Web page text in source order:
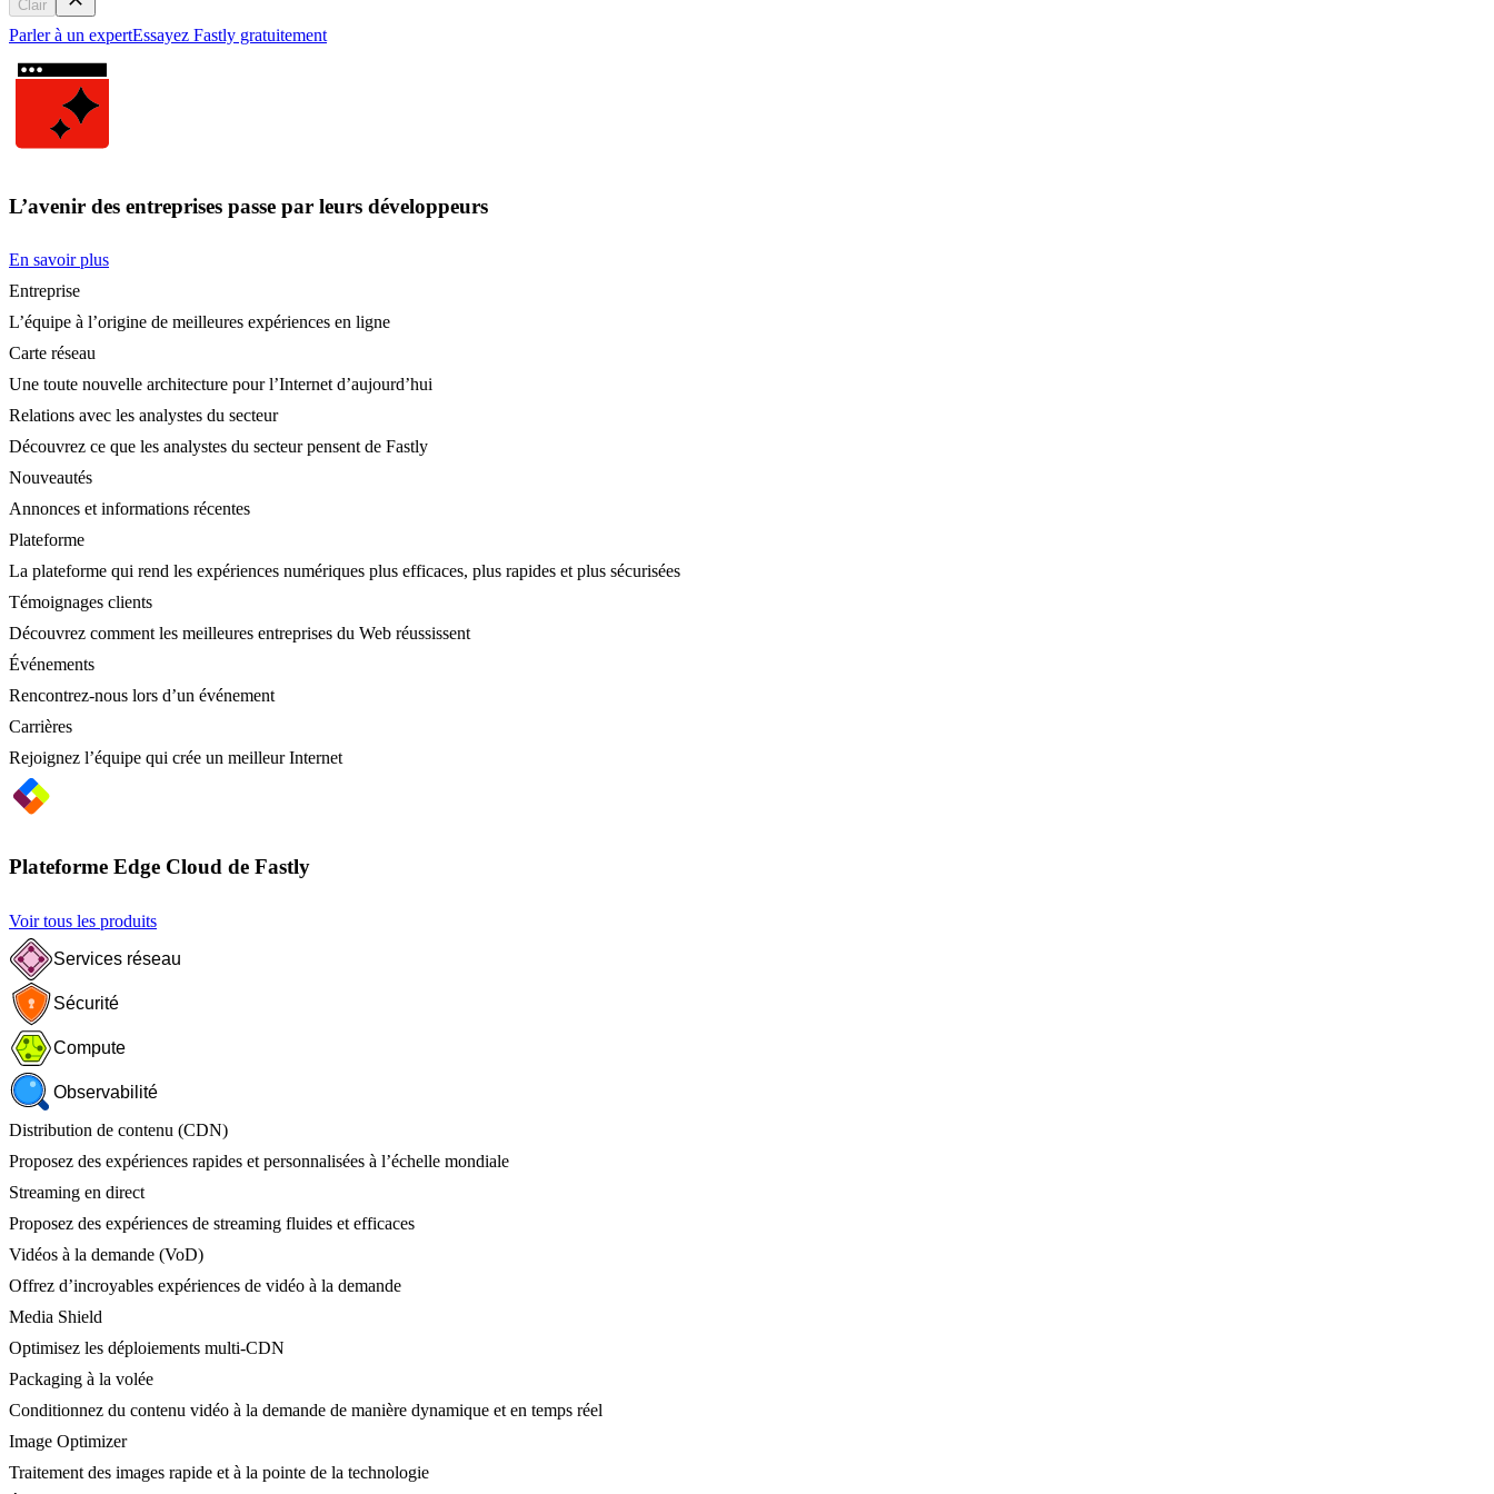
Clair
Parler à un expertEssayez Fastly gratuitement
L’avenir des entreprises passe par leurs développeurs
En savoir plus
Entreprise
L’équipe à l’origine de meilleures expériences en ligne
Carte réseau
Une toute nouvelle architecture pour l’Internet d’aujourd’hui
Relations avec les analystes du secteur
Découvrez ce que les analystes du secteur pensent de Fastly
Nouveautés
Annonces et informations récentes
Plateforme
La plateforme qui rend les expériences numériques plus efficaces, plus rapides et plus sécurisées
Témoignages clients
Découvrez comment les meilleures entreprises du Web réussissent
Événements
Rencontrez-nous lors d’un événement
Carrières
Rejoignez l’équipe qui crée un meilleur Internet
Plateforme Edge Cloud de Fastly
Voir tous les produits
Services réseau
Sécurité
Compute
Observabilité
Distribution de contenu (CDN)
Proposez des expériences rapides et personnalisées à l’échelle mondiale
Streaming en direct
Proposez des expériences de streaming fluides et efficaces
Vidéos à la demande (VoD)
Offrez d’incroyables expériences de vidéo à la demande
Media Shield
Optimisez les déploiements multi-CDN
Packaging à la volée
Conditionnez du contenu vidéo à la demande de manière dynamique et en temps réel
Image Optimizer
Traitement des images rapide et à la pointe de la technologie